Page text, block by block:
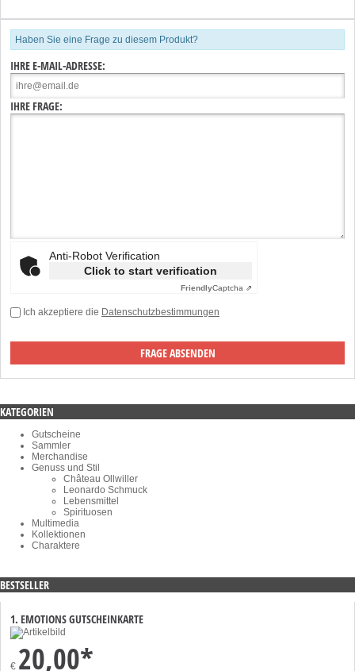
Haben Sie eine Frage zu diesem Produkt?
IHRE E-MAIL-ADRESSE:
IHRE FRAGE:
Anti-Robot Verification
Click to start verification
FriendlyCaptcha ⇗
Ich akzeptiere die Datenschutzbestimmungen
KATEGORIEN
Gutscheine
Sammler
Merchandise
Genuss und Stil
Château Ollwiller
Leonardo Schmuck
Lebensmittel
Spirituosen
Multimedia
Kollektionen
Charaktere
BESTSELLER
1. EMOTIONS GUTSCHEINKARTE
€ 20,00*